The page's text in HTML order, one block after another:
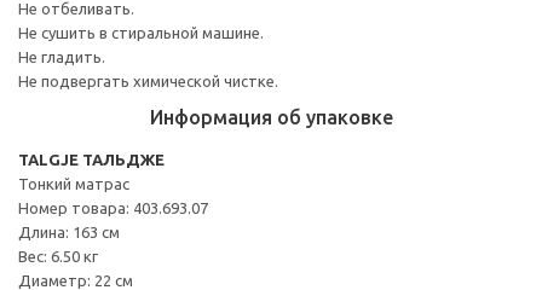
Не отбеливать.
Не сушить в стиральной машине.
Не гладить.
Не подвергать химической чистке.
Информация об упаковке
TALGJE ТАЛЬДЖЕ
Тонкий матрас
Номер товара: 403.693.07
Длина: 163 см
Вес: 6.50 кг
Диаметр: 22 см